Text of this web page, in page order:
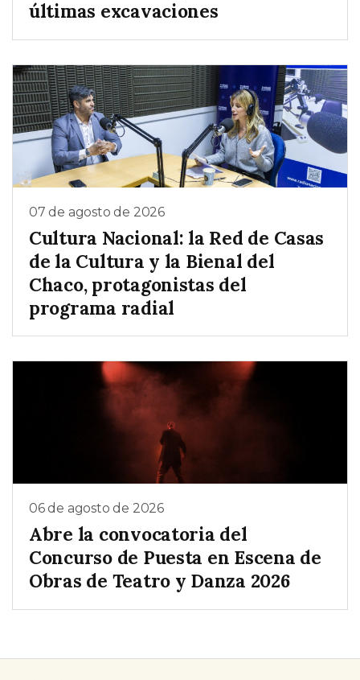
últimas excavaciones
07 de agosto de 2026
Cultura Nacional: la Red de Casas
de la Cultura y la Bienal del
Chaco, protagonistas del
programa radial
06 de agosto de 2026
Abre la convocatoria del
Concurso de Puesta en Escena de
Obras de Teatro y Danza 2026